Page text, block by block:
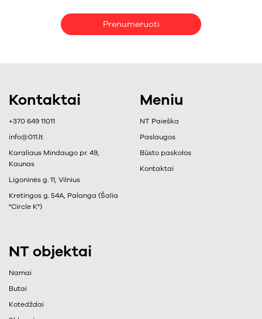
Kontaktai
+370 649 11011
info@011.lt
Karaliaus Mindaugo pr. 49,
Kaunas
Ligoninės g. 11, Vilnius
Kretingos g. 54A, Palanga (Šalia
"Circle K")
Meniu
NT Paieška
Paslaugos
Būsto paskolos
Kontaktai
NT objektai
Namai
Butai
Kotedždai
Prenumeruoti